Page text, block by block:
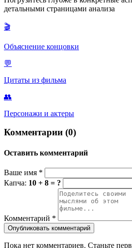
детальными страницами анализа
🎬
Объяснение концовки
💬
Цитаты из фильма
👥
Персонажи и актеры
Комментарии (0)
Оставить комментарий
Ваше имя *
Капча: 10 + 8 = ?
Комментарий *
Опубликовать комментарий
Пока нет комментариев. Станьте